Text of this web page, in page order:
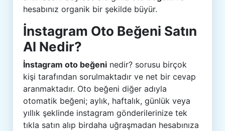
hesabınız organik bir şekilde büyür.
İnstagram Oto Beğeni Satın
Al Nedir?
İnstagram oto beğeni nedir? sorusu birçok
kişi tarafından sorulmaktadır ve net bir cevap
aranmaktadır. Oto beğeni diğer adıyla
otomatik beğeni; aylık, haftalık, günlük veya
yıllık şeklinde instagram gönderilerinize tek
tıkla satın alıp birdaha uğraşmadan hesabınıza